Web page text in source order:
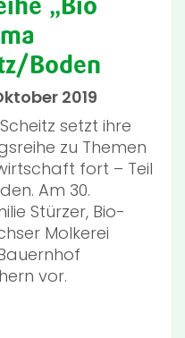
Boden
2019
setzt ihre
zu Themen
fort – Teil
Am 30.
Stürzer, Bio-
Molkerei
vor.